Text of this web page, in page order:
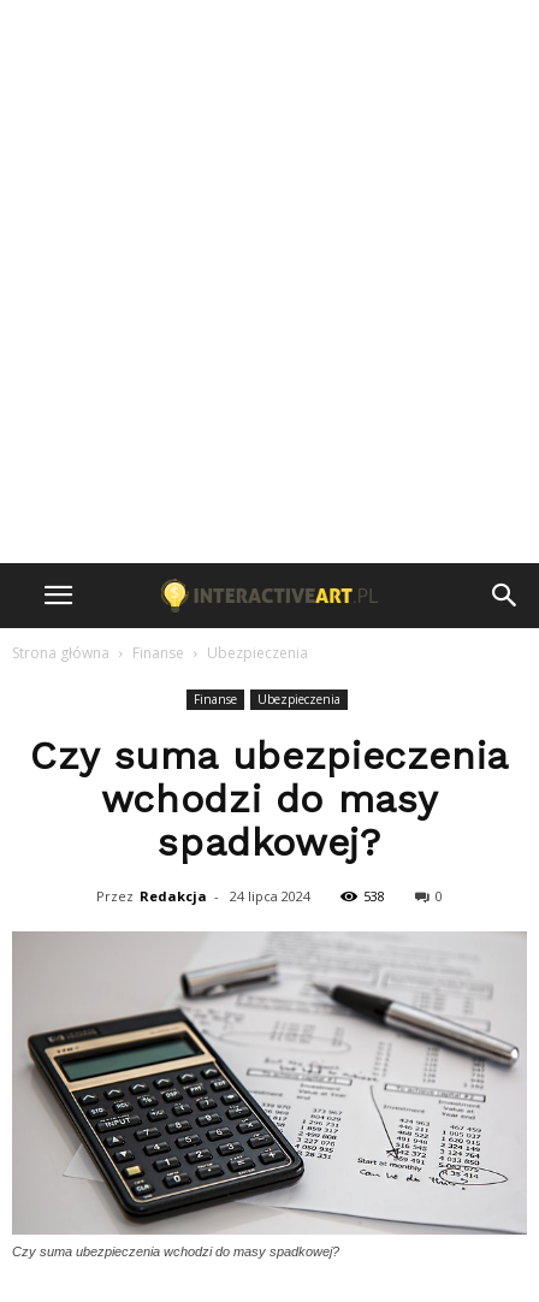
Strona główna Finanse Ubezpieczenia
Finanse Ubezpieczenia
Czy suma ubezpieczenia
wchodzi do masy
spadkowej?
Przez Redakcja - 24 lipca 2024 538 0
Czy suma ubezpieczenia wchodzi do masy spadkowej?